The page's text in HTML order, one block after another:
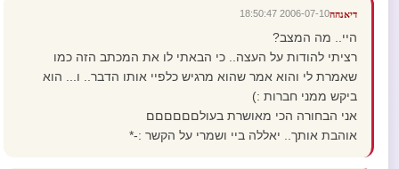
דיאנהה2006-07-10 18:50:47
היי.. מה המצב?
רציתי להודות על העצה.. כי הבאתי לו את המכתב הזה כמו
שאמרת לי והוא אמר שהוא מרגיש כלפיי אותו הדבר.. ו... הוא
ביקש ממני חברות :)
אני הבחורה הכי מאושרת בעולםםםםםם
אוהבת אותך.. יאללה ביי ושמרי על הקשר :-*